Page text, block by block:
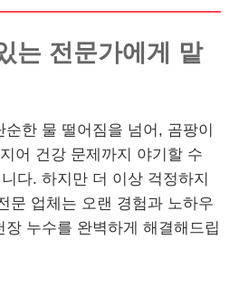
는 전문가에게 맡
한 물 떨어짐을 넘어, 곰팡이
어 건강 문제까지 야기할 수
다. 하지만 더 이상 걱정하지
문 업체는 오랜 경험과 노하우
장 누수를 완벽하게 해결해드립